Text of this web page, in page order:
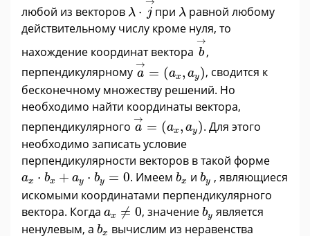
любой из векторов λ ⋅ j при λ
λравной любому
действительному числу кроме нуля, то
нахождение координат вектора
→
b
b→
,
перпендикулярному
→
a = (ax , ay)
a→=(ax,a y)
, сводится к
бесконечному множеству решений. Но
необходимо найти координаты вектора,
перпендикулярного
→
a = (ax , ay)
a→=(ax,a y)
. Для этого
необходимо записать условие
перпендикулярности векторов в такой форме
ax ⋅ bx + ay ⋅ by = 0
a x· bx +a y·b y= . Имеем bx
b и by
b , являющиеся
искомыми координатами перпендикулярного
вектора. Когда ax ≠ 0
ax≠0 , значение by
byявляется
ненулевым, а bx
b xвычислим из неравенства